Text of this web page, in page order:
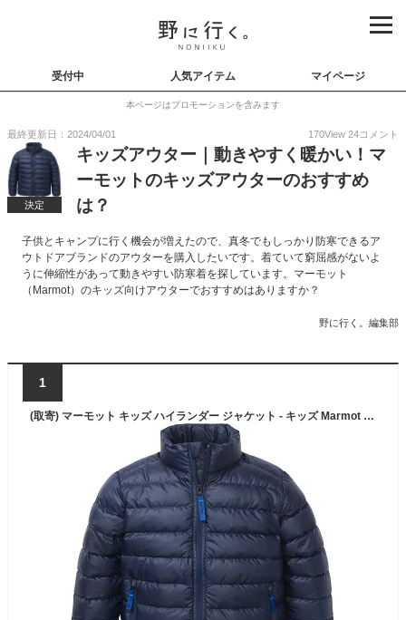
受付中 人気アイテム マイページ
本ページはプロモーションを含みます
最終更新日：2024/04/01 170View 24コメント
決定
キッズアウター｜動きやすく暖かい！マ
ーモットのキッズアウターのおすすめ
は？
子供とキャンプに行く機会が増えたので、真冬でもしっかり防寒できるア
ウトドアブランドのアウターを購入したいです。着ていて窮屈感がないよ
うに伸縮性があって動きやすい防寒着を探しています。マーモット
（Marmot）のキッズ向けアウターでおすすめはありますか？
野に行く。編集部
1
(取寄) マーモット キッズ ハイランダー ジャケット - キッズ Marmot kids Highlander Jacket - Kids' Arctic Navy